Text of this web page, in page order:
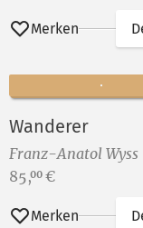
Merken
Wanderer
Franz-Anatol Wyss
Preis:
85,00 €
Merken